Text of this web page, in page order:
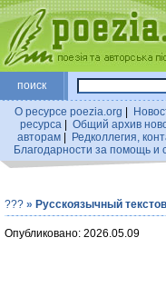
поиск
О ресурсе poezia.org
ресурса
Общий архив
авторам| Редколлегия,
Благодарности за помощь и
??? » Русскоязычный
Опубликовано: 2026.05.09